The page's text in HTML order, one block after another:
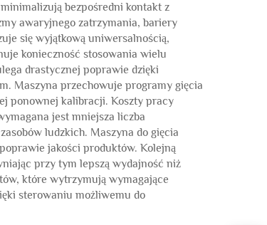
bezpośredni kontakt z
awaryjnego zatrzymania, bariery
się wyjątkową uniwersalnością,
konieczność stosowania wielu
drastycznej poprawie dzięki
Maszyna przechowuje programy gięcia
ponownej kalibracji. Koszty pracy
jest mniejsza liczba
ludzkich. Maszyna do gięcia
jakości produktów. Kolejną
przy tym lepszą wydajność niż
które wytrzymują wymagające
sterowaniu możliwemu do